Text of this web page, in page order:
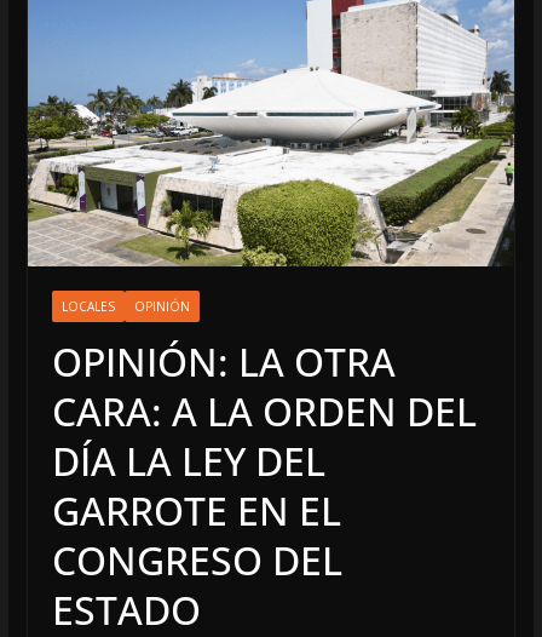
LOCALES OPINIÓN
OPINIÓN: LA OTRA
CARA: A LA ORDEN DEL
DÍA LA LEY DEL
GARROTE EN EL
CONGRESO DEL
ESTADO